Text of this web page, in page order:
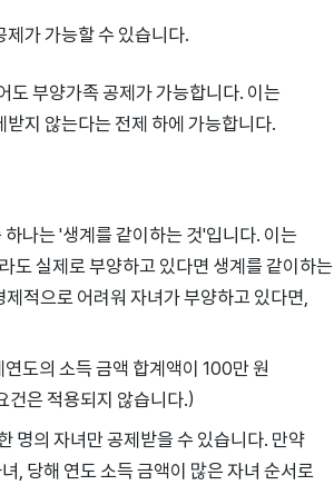
가 가능할 수 있습니다.
도 부양가족 공제가 가능합니다. 이는
지 않는다는 전제 하에 가능합니다.
나는 '생계를 같이하는 것'입니다. 이는
도 실제로 부양하고 있다면 생계를 같이하는
적으로 어려워 자녀가 부양하고 있다면,
도의 소득 금액 합계액이 100만 원
건은 적용되지 않습니다.)
명의 자녀만 공제받을 수 있습니다. 만약
, 당해 연도 소득 금액이 많은 자녀 순서로